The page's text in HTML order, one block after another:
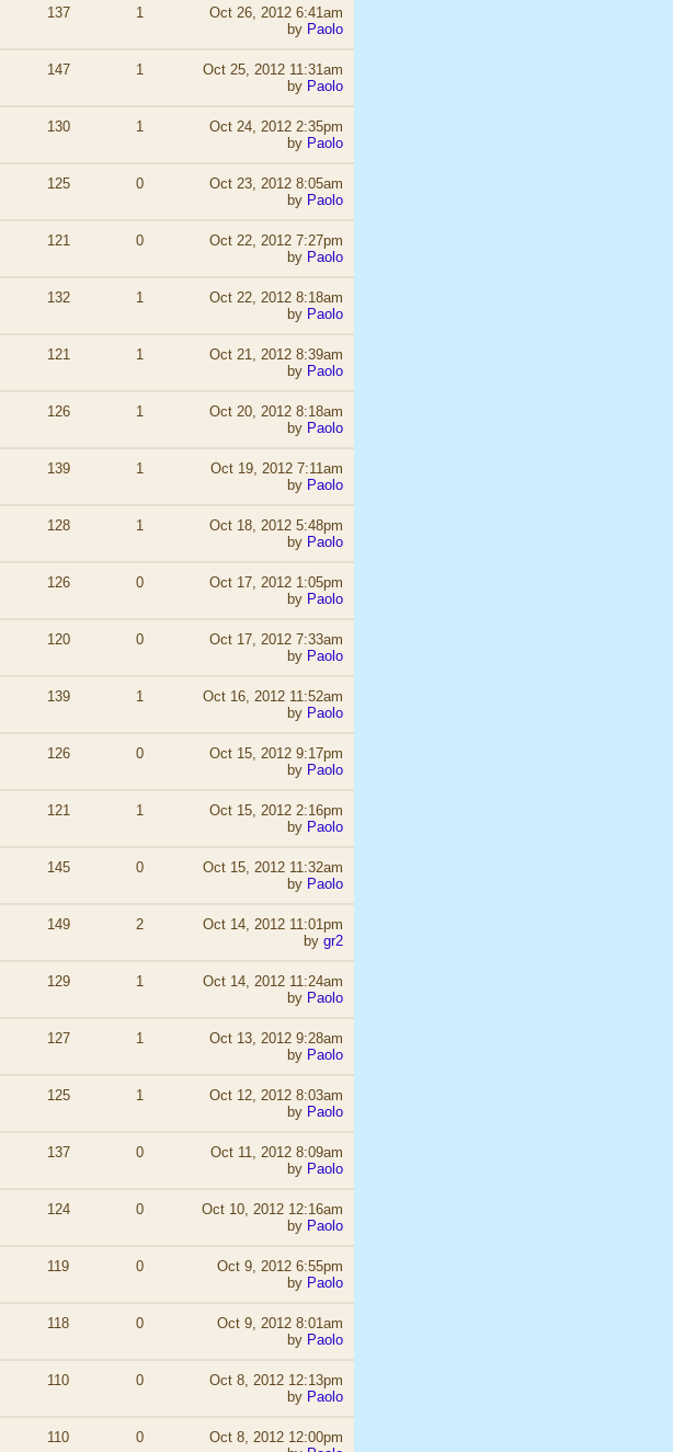
137 1
Oct 26, 2012 6:41am
by Paolo
147 1
Oct 25, 2012 11:31am
by Paolo
130 1
Oct 24, 2012 2:35pm
by Paolo
125 0
Oct 23, 2012 8:05am
by Paolo
121 0
Oct 22, 2012 7:27pm
by Paolo
132 1
Oct 22, 2012 8:18am
by Paolo
121 1
Oct 21, 2012 8:39am
by Paolo
126 1
Oct 20, 2012 8:18am
by Paolo
139 1
Oct 19, 2012 7:11am
by Paolo
128 1
Oct 18, 2012 5:48pm
by Paolo
126 0
Oct 17, 2012 1:05pm
by Paolo
120 0
Oct 17, 2012 7:33am
by Paolo
139 1
Oct 16, 2012 11:52am
by Paolo
126 0
Oct 15, 2012 9:17pm
by Paolo
121 1
Oct 15, 2012 2:16pm
by Paolo
145 0
Oct 15, 2012 11:32am
by Paolo
149 2
Oct 14, 2012 11:01pm
by gr2
129 1
Oct 14, 2012 11:24am
by Paolo
127 1
Oct 13, 2012 9:28am
by Paolo
125 1
Oct 12, 2012 8:03am
by Paolo
137 0
Oct 11, 2012 8:09am
by Paolo
124 0
Oct 10, 2012 12:16am
by Paolo
119 0
Oct 9, 2012 6:55pm
by Paolo
118 0
Oct 9, 2012 8:01am
by Paolo
110 0
Oct 8, 2012 12:13pm
by Paolo
110 0
Oct 8, 2012 12:00pm